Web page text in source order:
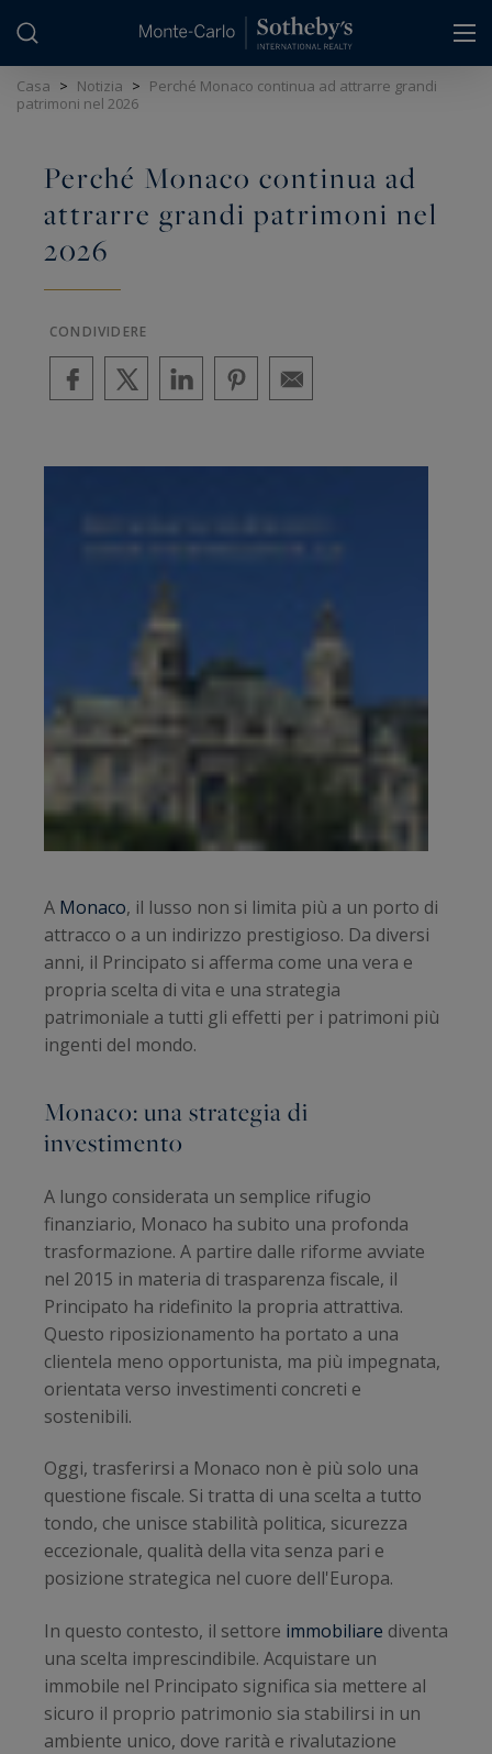
Casa > Notizia > Perché Monaco continua ad attrarre grandi
patrimoni nel 2026
Perché Monaco continua ad
attrarre grandi patrimoni nel
2026
CONDIVIDERE
A Monaco, il lusso non si limita più a un porto di
attracco o a un indirizzo prestigioso. Da diversi
anni, il Principato si afferma come una vera e
propria scelta di vita e una strategia
patrimoniale a tutti gli effetti per i patrimoni più
ingenti del mondo.
Monaco: una strategia di
investimento
A lungo considerata un semplice rifugio
finanziario, Monaco ha subito una profonda
trasformazione. A partire dalle riforme avviate
nel 2015 in materia di trasparenza fiscale, il
Principato ha ridefinito la propria attrattiva.
Questo riposizionamento ha portato a una
clientela meno opportunista, ma più impegnata,
orientata verso investimenti concreti e
sostenibili.
Oggi, trasferirsi a Monaco non è più solo una
questione fiscale. Si tratta di una scelta a tutto
tondo, che unisce stabilità politica, sicurezza
eccezionale, qualità della vita senza pari e
posizione strategica nel cuore dell'Europa.
In questo contesto, il settore immobiliare diventa
una scelta imprescindibile. Acquistare un
immobile nel Principato significa sia mettere al
sicuro il proprio patrimonio sia stabilirsi in un
ambiente unico, dove rarità e rivalutazione